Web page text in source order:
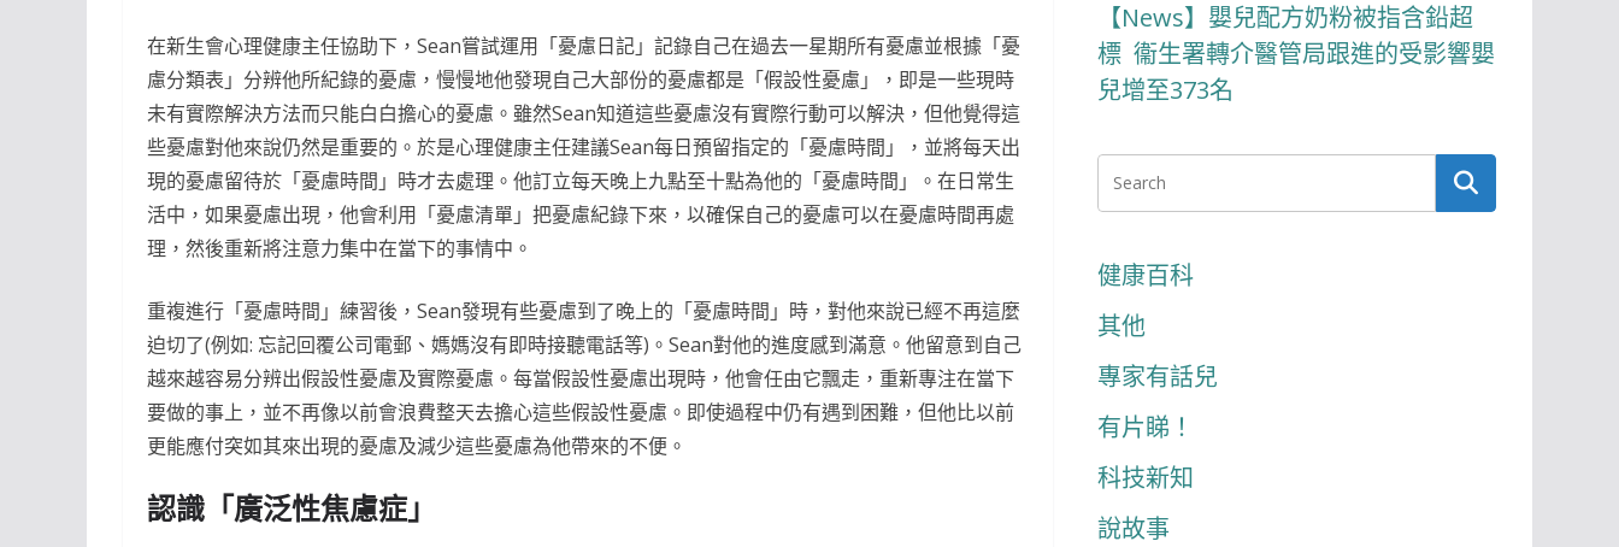
在新生會心理健康主任協助下，Sean嘗試運用「憂慮日記」記錄自己在過去一星期所有憂慮並根據「憂
慮分類表」分辨他所紀錄的憂慮，慢慢地他發現自己大部份的憂慮都是「假設性憂慮」，即是一些現時
未有實際解決方法而只能白白擔心的憂慮。雖然Sean知道這些憂慮沒有實際行動可以解決，但他覺得這
些憂慮對他來說仍然是重要的。於是心理健康主任建議Sean每日預留指定的「憂慮時間」，並將每天出
現的憂慮留待於「憂慮時間」時才去處理。他訂立每天晚上九點至十點為他的「憂慮時間」。在日常生
活中，如果憂慮出現，他會利用「憂慮清單」把憂慮紀錄下來，以確保自己的憂慮可以在憂慮時間再處
理，然後重新將注意力集中在當下的事情中。
重複進行「憂慮時間」練習後，Sean發現有些憂慮到了晚上的「憂慮時間」時，對他來說已經不再這麼
迫切了(例如: 忘記回覆公司電郵、媽媽沒有即時接聽電話等)。Sean對他的進度感到滿意。他留意到自己
越來越容易分辨出假設性憂慮及實際憂慮。每當假設性憂慮出現時，他會任由它飄走，重新專注在當下
要做的事上，並不再像以前會浪費整天去擔心這些假設性憂慮。即使過程中仍有遇到困難，但他比以前
更能應付突如其來出現的憂慮及減少這些憂慮為他帶來的不便。
認識「廣泛性焦慮症」
【News】嬰兒配方奶粉被指含鉛超
標 衞生署轉介醫管局跟進的受影響嬰
兒增至373名
健康百科
其他
專家有話兒
有片睇！
科技新知
說故事